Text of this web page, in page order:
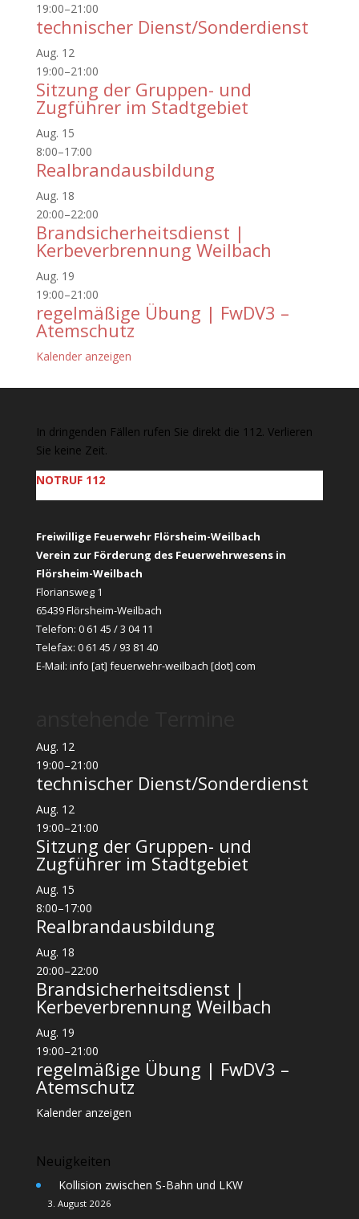
19:00–21:00
technischer Dienst/Sonderdienst
Aug. 12
19:00–21:00
Sitzung der Gruppen- und
Zugführer im Stadtgebiet
Aug. 15
8:00–17:00
Realbrandausbildung
Aug. 18
20:00–22:00
Brandsicherheitsdienst |
Kerbeverbrennung Weilbach
Aug. 19
19:00–21:00
regelmäßige Übung | FwDV3 –
Atemschutz
Kalender anzeigen
In dringenden Fällen rufen Sie direkt die 112. Verlieren
Sie keine Zeit.
NOTRUF 112
Freiwillige Feuerwehr Flörsheim-Weilbach
Verein zur Förderung des Feuerwehrwesens in
Flörsheim-Weilbach
Floriansweg 1
65439 Flörsheim-Weilbach
Telefon: 0 61 45 / 3 04 11
Telefax: 0 61 45 / 93 81 40
E-Mail: info [at] feuerwehr-weilbach [dot] com
Aug. 12
19:00–21:00
technischer Dienst/Sonderdienst
Aug. 12
19:00–21:00
Sitzung der Gruppen- und
Zugführer im Stadtgebiet
Aug. 15
8:00–17:00
Realbrandausbildung
Aug. 18
20:00–22:00
Brandsicherheitsdienst |
Kerbeverbrennung Weilbach
Aug. 19
19:00–21:00
regelmäßige Übung | FwDV3 –
Atemschutz
Kalender anzeigen
Neuigkeiten
Kollision zwischen S-Bahn und LKW
3. August 2026